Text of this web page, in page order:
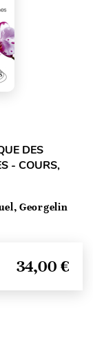
DES
- COURS,
Georgelin
34,00 €